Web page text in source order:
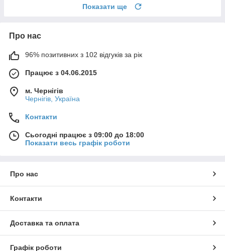
Показати ще
Про нас
96% позитивних з 102 відгуків за рік
Працює з 04.06.2015
м. Чернігів
Чернігів, Україна
Контакти
Сьогодні працює з 09:00 до 18:00
Показати весь графік роботи
Про нас
Контакти
Доставка та оплата
Графік роботи